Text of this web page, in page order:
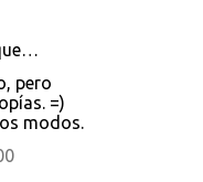
pero
=)
modos.